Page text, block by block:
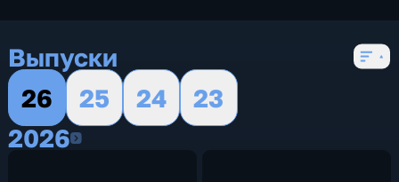
Выпуски
26
25 24
23
20262026